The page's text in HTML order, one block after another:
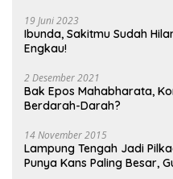
19 Juni 2023
Ibunda, Sakitmu Sudah
Engkau!
2 Desember 2021
Bak Epos Mahabharata,
Berdarah-Darah?
14 November 2015
Lampung Tengah Jadi
Punya Kans Paling Besar,